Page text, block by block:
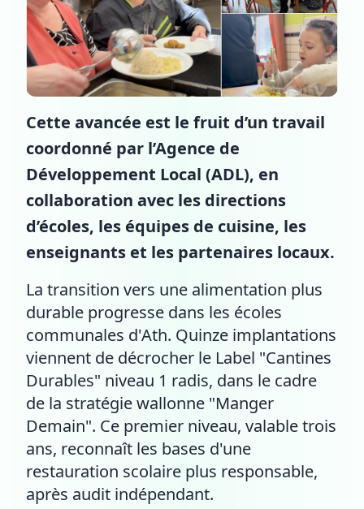
Cette avancée est le fruit d’un travail
coordonné par l’Agence de
Développement Local (ADL), en
collaboration avec les directions
d’écoles, les équipes de cuisine, les
enseignants et les partenaires locaux.
La transition vers une alimentation plus
durable progresse dans les écoles
communales d'Ath. Quinze implantations
viennent de décrocher le Label "Cantines
Durables" niveau 1 radis, dans le cadre
de la stratégie wallonne "Manger
Demain". Ce premier niveau, valable trois
ans, reconnaît les bases d'une
restauration scolaire plus responsable,
après audit indépendant.